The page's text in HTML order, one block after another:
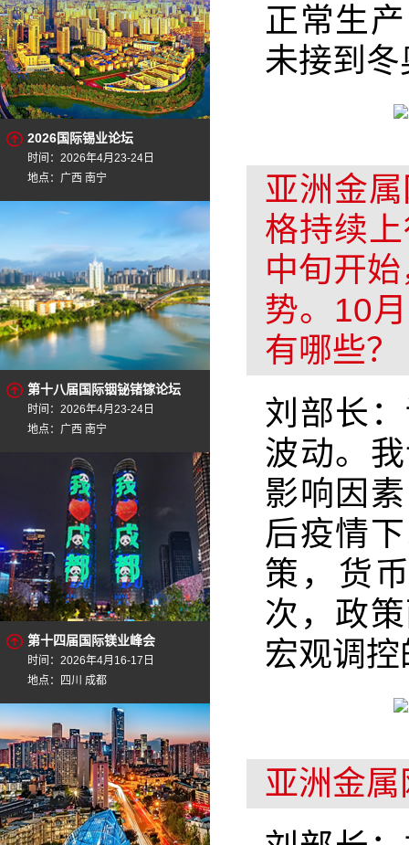
2026国际锡业论坛
时间：2026年4月23-24日
地点：广西 南宁
第十八届国际铟铋锗镓论坛
时间：2026年4月23-24日
地点：广西 南宁
第十四届国际镁业峰会
时间：2026年4月16-17日
地点：四川 成都
正常生
未接到
亚洲金
格持续
中旬开
势。10
有哪些？
刘部长
波动。
影响因
后疫情
策，货
次，政
宏观调
亚洲金